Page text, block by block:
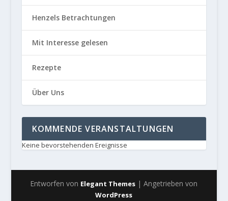
Henzels Betrachtungen
Mit Interesse gelesen
Rezepte
Über Uns
KOMMENDE VERANSTALTUNGEN
Keine bevorstehenden Ereignisse
Entworfen von Elegant Themes | Angetrieben von
WordPress